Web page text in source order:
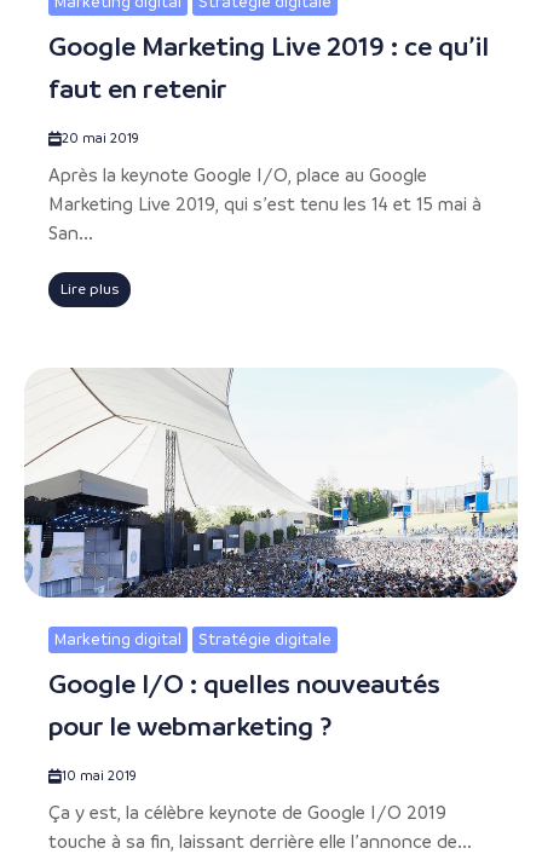
Google Marketing Live 2019 : ce qu’il
faut en retenir
20 mai 2019
Après la keynote Google I/O, place au Google
Marketing Live 2019, qui s’est tenu les 14 et 15 mai à
San...
Lire plus
Marketing digital Stratégie digitale
Google I/O : quelles nouveautés
pour le webmarketing ?
10 mai 2019
Ça y est, la célèbre keynote de Google I/O 2019
touche à sa fin, laissant derrière elle l’annonce de...